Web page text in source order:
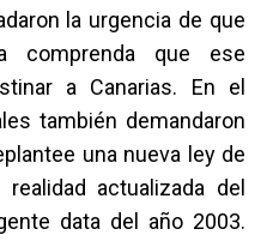
la urgencia de que
comprenda que ese
a Canarias. En el
también demandaron
una nueva ley de
actualizada del
data del año 2003.